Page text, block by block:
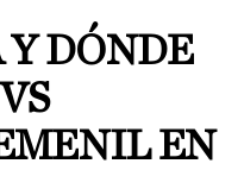
Y DÓNDE
EN